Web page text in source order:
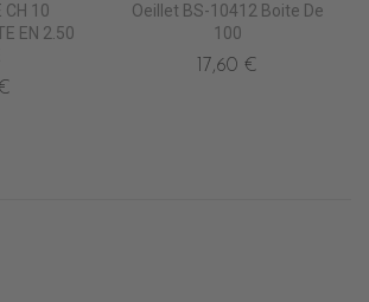
CH 10
EN 2.50
Oeillet BS-10412 Boite De
100
17,60 €